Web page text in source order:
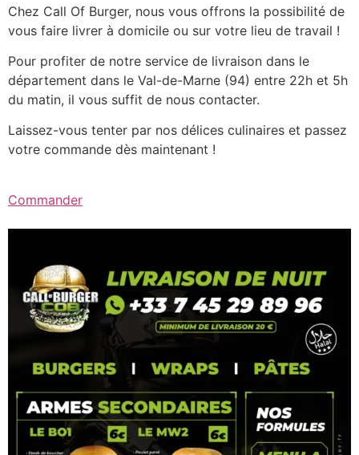
Chez Call Of Burger, nous vous offrons la possibilité de
vous faire livrer à domicile ou sur votre lieu de travail !
Pour profiter de notre service de livraison dans le
département dans le Val-de-Marne (94) entre 22h et 5h
du matin, il vous suffit de nous contacter.
Laissez-vous tenter par nos délices culinaires et passez
votre commande dès maintenant !
Commander